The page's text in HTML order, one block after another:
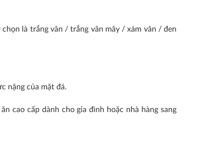
là trắng vân / trắng vân mây / xám vân / đen
nặng của mặt đá.
cao cấp dành cho gia đình hoặc nhà hàng sang